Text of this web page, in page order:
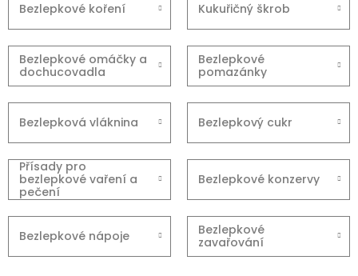
Bezlepkové koření Kukuřičný škrob
Bezlepkové omáčky a
dochucovadla
Bezlepkové
pomazánky
Bezlepková vláknina Bezlepkový cukr
Přísady pro
bezlepkové vaření a
pečení
Bezlepkové konzervy
Bezlepkové nápoje
Bezlepkové
zavařování